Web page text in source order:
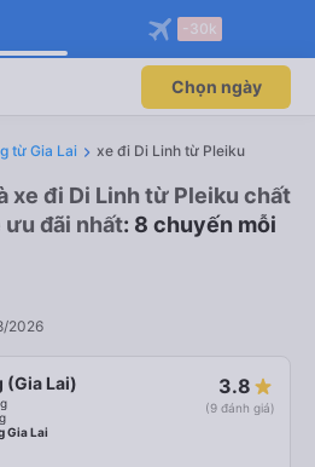
-30k
Chọn ngày
từ Gia Lai xe đi Di Linh từ Pleiku
xe đi Di Linh từ Pleiku chất
ưu đãi nhất: 8 chuyến mỗi
2026
(Gia Lai) 3.8
(9 đánh giá)
Gia Lai